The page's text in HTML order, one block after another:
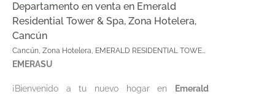
Departamento en venta en Emerald
Residential Tower & Spa, Zona Hotelera,
Cancún
Cancún, Zona Hotelera, EMERALD RESIDENTIAL TOWER
Y SPA
EMERASU
¡Bienvenido a tu nuevo hogar en
Emerald